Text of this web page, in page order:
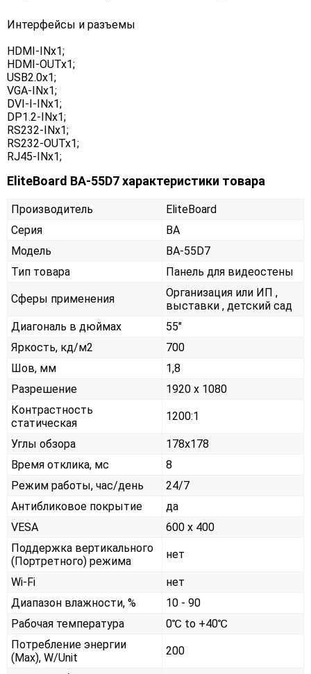
Интерфейсы и разъемы
HDMI-INx1;
HDMI-OUTx1;
USB2.0x1;
VGA-INx1;
DVI-I-INx1;
DP1.2-INx1;
RS232-INx1;
RS232-OUTx1;
RJ45-INx1;
EliteBoard BA-55D7 характеристики товара
Производитель
EliteBoard
Серия
BA
Модель
BA-55D7
Тип товара
Панель для видеостены
Сферы применения
Организация или ИП ,
выставки , детский сад
Диагональ в дюймах
55"
Яркость, кд/м2
700
Шов, мм
1,8
Разрешение
1920 x 1080
Контрастность
статическая
1200:1
Углы обзора
178x178
Время отклика, мс
8
Режим работы, час/день
24/7
Антибликовое покрытие
да
VESA
600 x 400
Поддержка вертикального
(Портретного) режима
нет
Wi-Fi
нет
Диапазон влажности, %
10 - 90
Рабочая температура
0℃ to +40℃
Потребление энергии
(Max), W/Unit
200